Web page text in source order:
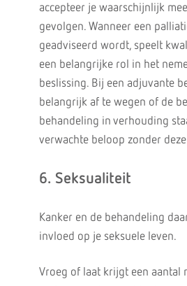
accepteer je waarschijnlijk
gevolgen. Wanneer een
geadviseerd wordt, speelt
een belangrijke rol in het
beslissing. Bij een adjuvante
belangrijk af te wegen of de
behandeling in verhouding
verwachte beloop zonder
6. Seksualiteit
Kanker en de behandeling
invloed op je seksuele leven.
Vroeg of laat krijgt een aantal